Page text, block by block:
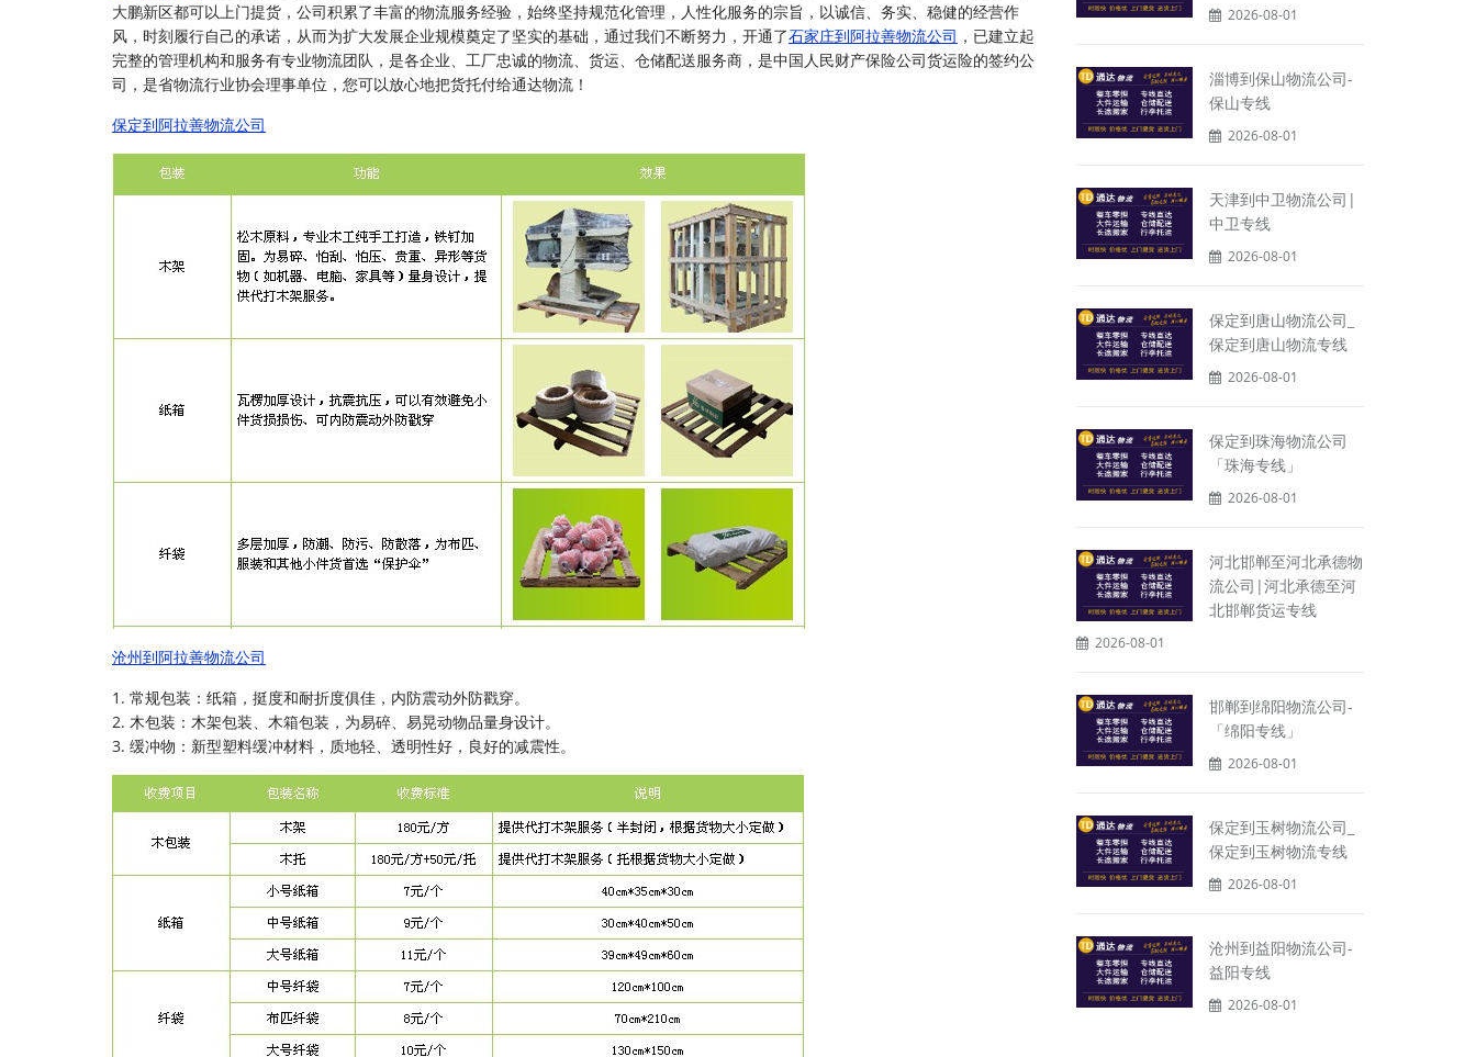
大鹏新区都可以上门提货，公司积累了丰富的物流服务经验，始终坚持规范化管理，人性化服务的宗旨，以诚信、务实、稳健的经营作
风，时刻履行自己的承诺，从而为扩大发展企业规模奠定了坚实的基础，通过我们不断努力，开通了石家庄到阿拉善物流公司 ，已建立起
完整的管理机构和服务有专业物流团队，是各企业、工厂忠诚的物流、货运、仓储配送服务商，是中国人民财产保险公司货运险的签约公
司，是省物流行业协会理事单位，您可以放心地把货托付给通达物流！
保定到阿拉善物流公司
沧州到阿拉善物流公司
1. 常规包装：纸箱，挺度和耐折度俱佳，内防震动外防戳穿。
2. 木包装：木架包装、木箱包装，为易碎、易晃动物品量身设计。
3. 缓冲物：新型塑料缓冲材料，质地轻、透明性好，良好的减震性。
2026-08-01
淄博到保山物流公司-
保山专线
2026-08-01
天津到中卫物流公司|
中卫专线
2026-08-01
保定到唐山物流公司_
保定到唐山物流专线
2026-08-01
保定到珠海物流公司
「珠海专线」
2026-08-01
河北邯郸至河北承德物
流公司|河北承德至河
北邯郸货运专线
2026-08-01
邯郸到绵阳物流公司-
「绵阳专线」
2026-08-01
保定到玉树物流公司_
保定到玉树物流专线
2026-08-01
沧州到益阳物流公司-
益阳专线
2026-08-01